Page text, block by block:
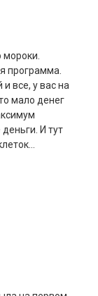
мороки.
программа.
все, у вас на
мало денег
И тут